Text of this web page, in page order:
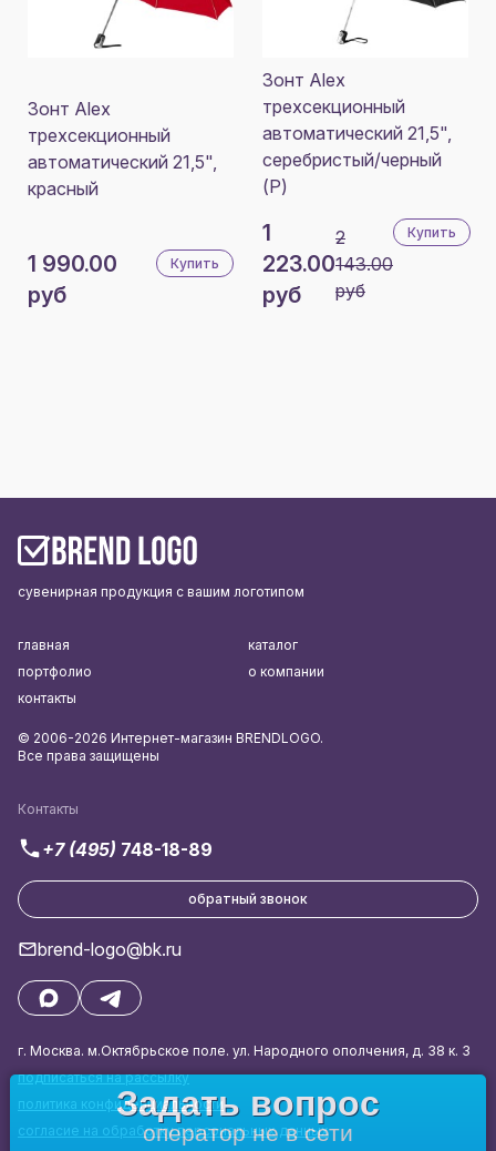
Зонт Alex
трехсекционный
автоматический 21,5",
красный
1 990.00
руб
Купить
Зонт Alex
трехсекционный
автоматический 21,5",
серебристый/черный
(Р)
1
223.00
руб
2
143.00
руб
Купить
сувенирная продукция с вашим логотипом
Контакты
+7 (495) 748-18-89
обратный звонок
brend-logo@bk.ru
г. Москва. м.Октябрьское поле. ул. Народного ополчения, д. 38 к. 3
подписаться на рассылку
политика конфиденциальности
согласие на обработку персональных данных
главная
каталог
портфолио
о компании
контакты
© 2006-2026 Интернет-магазин BRENDLOGO.
Все права защищены
Задать вопрос
оператор не в сети